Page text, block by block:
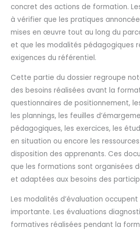
concret des actions de formation.
à vérifier que les pratiques
mises en œuvre tout au long du
et que les modalités pédagogiques
exigences du référentiel.
Cette partie du dossier regroupe
des besoins réalisées avant la
questionnaires de positionnement,
les plannings, les feuilles
pédagogiques, les exercices, les
en situation ou encore les
disposition des apprenants. Ces
que les formations sont organisées
et adaptées aux besoins des
Les modalités d’évaluation
importante. Les évaluations
formatives réalisées pendant la